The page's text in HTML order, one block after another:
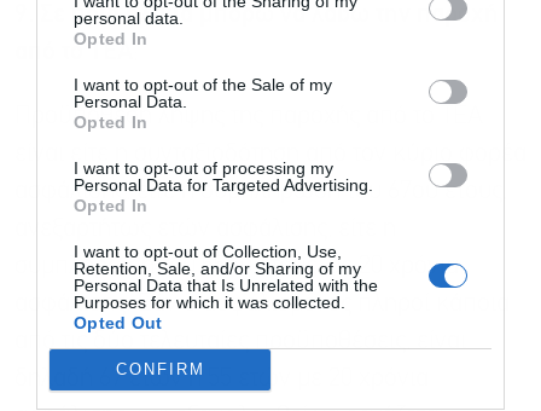
personal data.
Opted In
I want to opt-out of the Sale of my
Personal Data.
Opted In
I want to opt-out of processing my
Personal Data for Targeted Advertising.
Opted In
I want to opt-out of Collection, Use,
Retention, Sale, and/or Sharing of my
Personal Data that Is Unrelated with the
Purposes for which it was collected.
Opted Out
CONFIRM
9. Σε ποια ηλικία μπορώ να λάβω την παροχή
από το ΤΕΑ ;
Προϋπόθεση λήψης της παροχής από το ΤΕΑ
ασφάλισης, είτε η συμπλήρωση του 67ου έτους,
συμπλήρωση του 55ου έτους, με 20 χρόνια
ασφάλισης. Εάν ο ασφαλισμένος πληροί κάποια
δηλαδή 67 ετών ή 55 ετών με 20 χρόνια
Αποδέχομαι τους